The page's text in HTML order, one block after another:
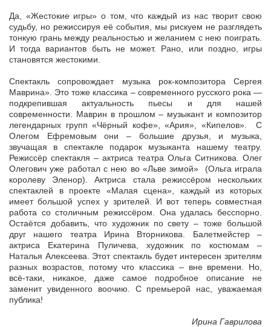
Да, «Жестокие игры» о том, что каждый из нас творит свою
судьбу, но режиссируя её события, мы рискуем не разглядеть
тонкую грань между реальностью и желанием с нею поиграть.
И тогда вариантов быть не может. Рано, или поздно, игры
становятся жестокими.
Спектакль сопровождает музыка рок-композитора Сергея
Маврина». Это тоже классика – современного русского рока —
подкрепившая актуальность пьесы и для нашей
современности. Маврин в прошлом – музыкант и композитор
легендарных групп «Чёрный кофе», «Ария», «Кипелов». С
Олегом Ефремовым они – большие друзья, и музыка,
звучащая в спектакле подарок музыканта нашему театру.
Режиссёр спектакля – актриса театра Ольга Ситникова. Олег
Олегович уже работал с нею во «Льве зимой» (Ольга играла
королеву Эленор). Актриса стала режиссёром нескольких
спектаклей в проекте «Малая сцена», каждый из которых
имеет большой успех у зрителей. И вот теперь совместная
работа со столичным режиссёром. Она удалась бесспорно.
Остаётся добавить, что художник по свету – тоже большой
друг нашего театра Ирина Вторникова. Балетмейстер –
актриса Екатерина Пуличева, художник по костюмам –
Наталья Алексеева. Этот спектакль будет интересен зрителям
разных возрастов, потому что классика – вне времени. Но,
всё-таки, никакое, даже самое подробное описание не
заменит увиденного воочию. С премьерой нас, уважаемая
публика!
Ирина Гаврилова